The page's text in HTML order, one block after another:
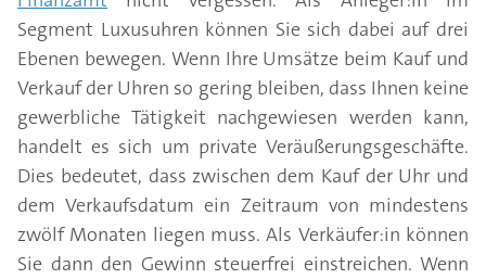
Segment Luxusuhren können Sie sich dabei auf drei
Ebenen bewegen. Wenn Ihre Umsätze beim Kauf und
Verkauf der Uhren so gering bleiben, dass Ihnen keine
gewerbliche Tätigkeit nachgewiesen werden kann,
handelt es sich um private Veräußerungsgeschäfte.
Dies bedeutet, dass zwischen dem Kauf der Uhr und
dem Verkaufsdatum ein Zeitraum von mindestens
zwölf Monaten liegen muss. Als Verkäufer:in können
Sie dann den Gewinn steuerfrei einstreichen. Wenn